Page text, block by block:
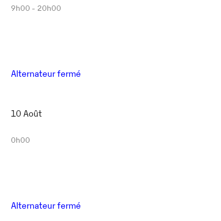
9h00 - 20h00
Alternateur fermé
10 Août
0h00
Alternateur fermé